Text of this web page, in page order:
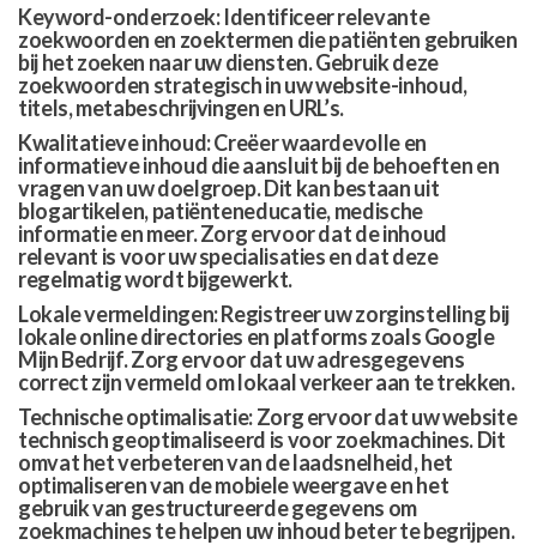
Keyword-onderzoek: Identificeer relevante
zoekwoorden en zoektermen die patiënten gebruiken
bij het zoeken naar uw diensten. Gebruik deze
zoekwoorden strategisch in uw website-inhoud,
titels, metabeschrijvingen en URL’s.
Kwalitatieve inhoud: Creëer waardevolle en
informatieve inhoud die aansluit bij de behoeften en
vragen van uw doelgroep. Dit kan bestaan uit
blogartikelen, patiënteneducatie, medische
informatie en meer. Zorg ervoor dat de inhoud
relevant is voor uw specialisaties en dat deze
regelmatig wordt bijgewerkt.
Lokale vermeldingen: Registreer uw zorginstelling bij
lokale online directories en platforms zoals Google
Mijn Bedrijf. Zorg ervoor dat uw adresgegevens
correct zijn vermeld om lokaal verkeer aan te trekken.
Technische optimalisatie: Zorg ervoor dat uw website
technisch geoptimaliseerd is voor zoekmachines. Dit
omvat het verbeteren van de laadsnelheid, het
optimaliseren van de mobiele weergave en het
gebruik van gestructureerde gegevens om
zoekmachines te helpen uw inhoud beter te begrijpen.